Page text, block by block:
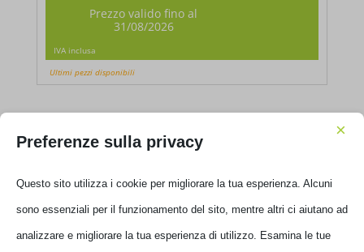
era:
€ 108,99.
Prezzo valido fino al
31/08/2026
Il
prezzo
attuale
IVA inclusa
Ultimi pezzi disponibili
Preferenze sulla privacy
×
Questo sito utilizza i cookie per migliorare la tua esperienza. Alcuni
sono essenziali per il funzionamento del sito, mentre altri ci aiutano ad
analizzare e migliorare la tua esperienza di utilizzo. Esamina le tue